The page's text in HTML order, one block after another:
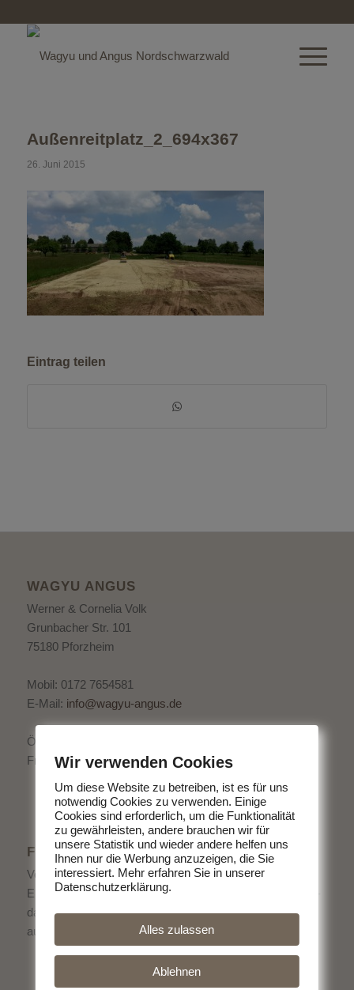
Außenreitplatz_2_694x367
26. Juni 2015
Eintrag teilen
WAGYU ANGUS
Werner & Cornelia Volk
Grunbacher Str. 101
75180 Pforzheim
Mobil: 0172 7654581
E-Mail: info@wagyu-angus.de
Öffnungszeiten:
Freitag 15:00 - 18:00 Uhr
FLYER ALS DOWNLOAD
Von uns bekommen Sie köstliches Fleisch direkt vom
Erzeuger. Ohne schlechtes Gewissen Fleisch zu essen -
das geht. Entscheiden Sie sich für hochwertige Produkte
aus der Region.
Wir verwenden Cookies
Um diese Website zu betreiben, ist es für uns
notwendig Cookies zu verwenden. Einige
Cookies sind erforderlich, um die Funktionalität
zu gewährleisten, andere brauchen wir für
unsere Statistik und wieder andere helfen uns
Ihnen nur die Werbung anzuzeigen, die Sie
interessiert. Mehr erfahren Sie in unserer
Datenschutzerklärung.
Alles zulassen
Ablehnen